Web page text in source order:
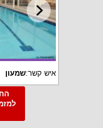
איש קשר:שמעון